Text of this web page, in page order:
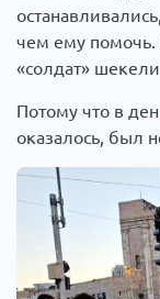
чем ему помочь.
«солдат»
Потому что в
оказалось, был